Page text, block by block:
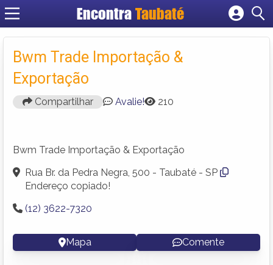
EncontraTaubaté
Cadastrar empresa
Fazer login
Criar conta
Bwm Trade Importação &
Exportação
Compartilhar Avalie! 210
Bwm Trade Importação & Exportação
Rua Br. da Pedra Negra, 500 - Taubaté - SP
Endereço copiado!
(12) 3622-7320
Mapa Comente